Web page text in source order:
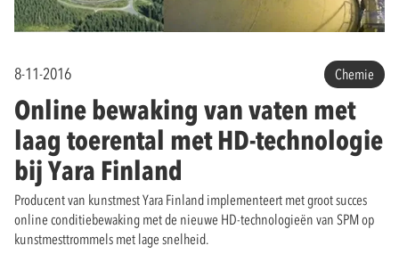
8-11-2016 Chemie
Online bewaking van vaten met
laag toerental met HD-technologie
bij Yara Finland
Producent van kunstmest Yara Finland implementeert met groot succes
online conditiebewaking met de nieuwe HD-technologieën van SPM op
kunstmesttrommels met lage snelheid.